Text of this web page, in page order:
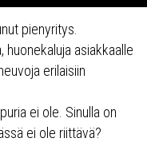
pienyritys.
asiakkaalle
erilaisiin
ei ole. Sinulla on
ei ole riittävä?